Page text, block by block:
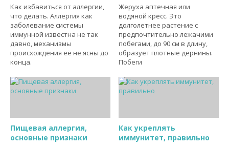
Как избавиться от аллергии,
что делать. Аллергия как
заболевание системы
иммунной известна не так
давно, механизмы
происхождения её не ясны до
конца.
Жеруха аптечная или
водяной кресс. Это
долголетнее растение с
предпочтительно лежачими
побегами, до 90 см в длину,
образует плотные дернины.
Побеги
Пищевая аллергия,
основные признаки
Как укреплять
иммунитет, правильно